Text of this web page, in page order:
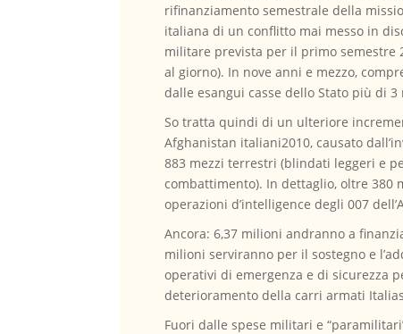
rifinanziamento semestrale della
italiana di un conflitto mai messo in
militare prevista per il primo semestre
al giorno). In nove anni e mezzo,
dalle esangui casse dello Stato più di
So tratta quindi di un ulteriore
Afghanistan italiani2010, causato
883 mezzi terrestri (blindati leggeri e
combattimento). In dettaglio, oltre
operazioni d’intelligence degli 007
Ancora: 6,37 milioni andranno a
milioni serviranno per il sostegno e
operativi di emergenza e di sicurezza
deterioramento della carri armati
Fuori dalle spese militari e